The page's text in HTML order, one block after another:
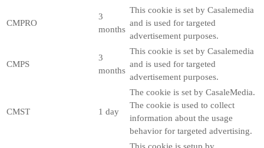
CMPRO
3
months
This cookie is set by Casalemedia
and is used for targeted
advertisement purposes.
CMPS
3
months
This cookie is set by Casalemedia
and is used for targeted
advertisement purposes.
CMST 1 day
The cookie is set by CasaleMedia.
The cookie is used to collect
information about the usage
behavior for targeted advertising.